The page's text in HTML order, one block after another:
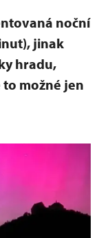
noční
jinak
hradu,
možné jen